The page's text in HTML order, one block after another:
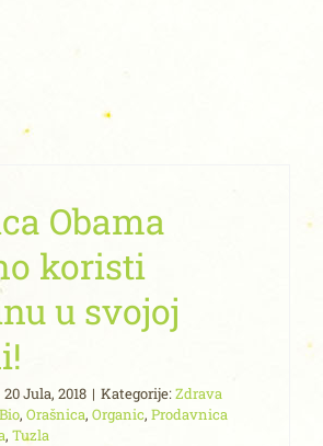
Obama
koristi
u svojoj
20 Jula, 2018 | Kategorije:Zdrava
Bio, Orašnica, Organic, Prodavnica
, Tuzla